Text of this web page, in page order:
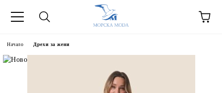
Начало Дрехи за жени